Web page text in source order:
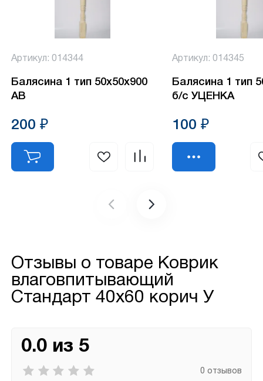
Артикул: 014344
Балясина 1 тип 50х50х900
АВ
200 ₽
Артикул: 014345
Балясина 1 тип
б/с УЦЕНКА
100 ₽
Отзывы о товаре Коврик
влаговпитывающий
Стандарт 40х60 корич У
0.0 из 5
0 отзывов